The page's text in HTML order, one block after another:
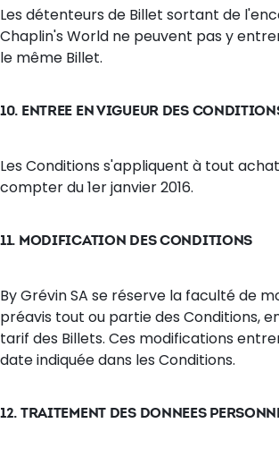
Les détenteurs de Billet sortant de
Chaplin's World ne peuvent pas y
le même Billet.
10. ENTREE EN VIGUEUR DES
Les Conditions s'appliquent à tout
compter du 1er janvier 2016.
11. MODIFICATION DES CONDITIONS
By Grévin SA se réserve la faculté de
préavis tout ou partie des Conditions,
tarif des Billets. Ces modifications
date indiquée dans les Conditions.
12. TRAITEMENT DES DONNEES